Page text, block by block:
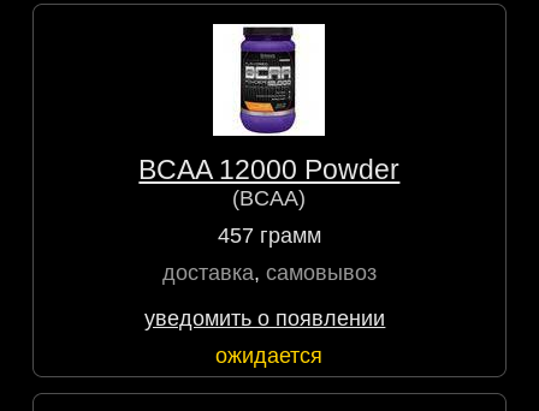
BCAA 12000 Powder
(BCAA)
457 грамм
доставка, самовывоз
уведомить о появлении
ожидается